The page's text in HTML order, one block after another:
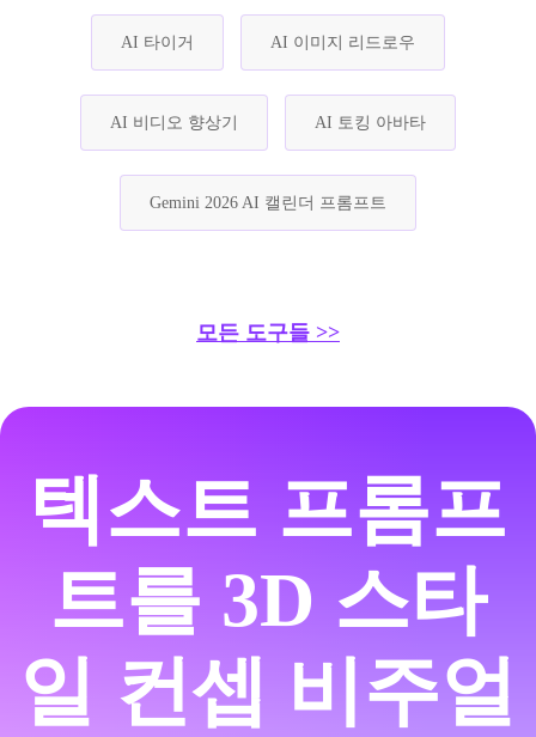
AI 타이거 AI 이미지 리드로우
AI 비디오 향상기 AI 토킹 아바타
Gemini 2026 AI 캘린더 프롬프트
모든 도구들 >>
텍스트 프롬프
트를 3D 스타
일 컨셉 비주얼